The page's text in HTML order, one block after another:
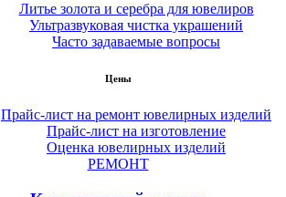
Литье золота и серебра для ювелиров
Ультразвуковая чистка украшений
Часто задаваемые вопросы
Цены
Прайс-лист на ремонт ювелирных изделий
Прайс-лист на изготовление
Оценка ювелирных изделий
РЕМОНТ